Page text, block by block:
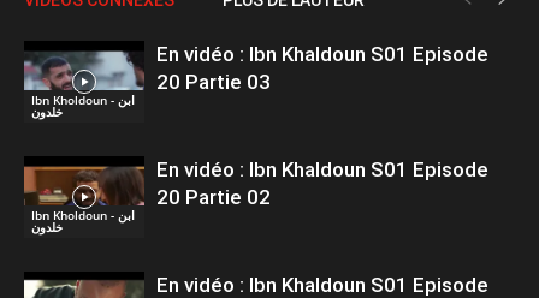
Ibn Kholdoun - ابن
خلدون
En vidéo : Ibn Khaldoun S01 Episode
20 Partie 03
Ibn Kholdoun - ابن
خلدون
En vidéo : Ibn Khaldoun S01 Episode
20 Partie 02
En vidéo : Ibn Khaldoun S01 Episode